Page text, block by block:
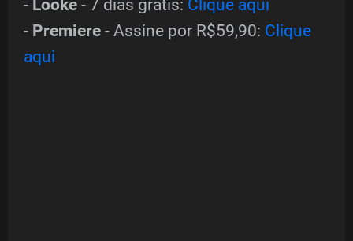
- Looke - 7 dias grátis: Clique aqui
- Premiere - Assine por R$59,90: Clique
aqui